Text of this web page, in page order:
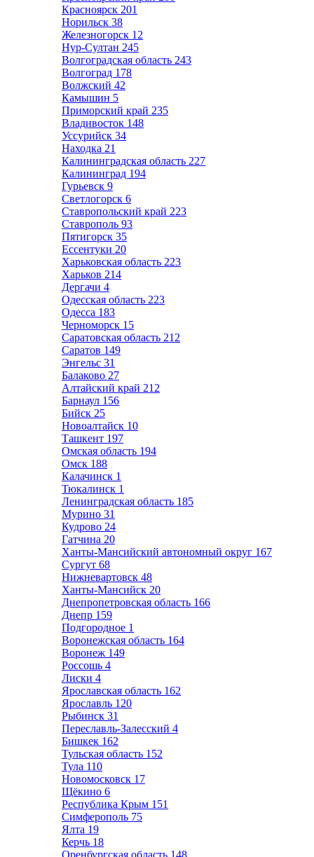
Красноярск 201
Норильск 38
Железногорск 12
Нур-Султан 245
Волгоградская область 243
Волгоград 178
Волжский 42
Камышин 5
Приморский край 235
Владивосток 148
Уссурийск 34
Находка 21
Калининградская область 227
Калининград 194
Гурьевск 9
Светлогорск 6
Ставропольский край 223
Ставрополь 93
Пятигорск 35
Ессентуки 20
Харьковская область 223
Харьков 214
Дергачи 4
Одесская область 223
Одесса 183
Черноморск 15
Саратовская область 212
Саратов 149
Энгельс 31
Балаково 27
Алтайский край 212
Барнаул 156
Бийск 25
Новоалтайск 10
Ташкент 197
Омская область 194
Омск 188
Калачинск 1
Тюкалинск 1
Ленинградская область 185
Мурино 31
Кудрово 24
Гатчина 20
Ханты-Мансийский автономный округ 167
Сургут 68
Нижневартовск 48
Ханты-Мансийск 20
Днепропетровская область 166
Днепр 159
Подгородное 1
Воронежская область 164
Воронеж 149
Россошь 4
Лиски 4
Ярославская область 162
Ярославль 120
Рыбинск 31
Переславль-Залесский 4
Бишкек 162
Тульская область 152
Тула 110
Новомосковск 17
Щёкино 6
Республика Крым 151
Симферополь 75
Ялта 19
Керчь 18
Оренбургская область 148